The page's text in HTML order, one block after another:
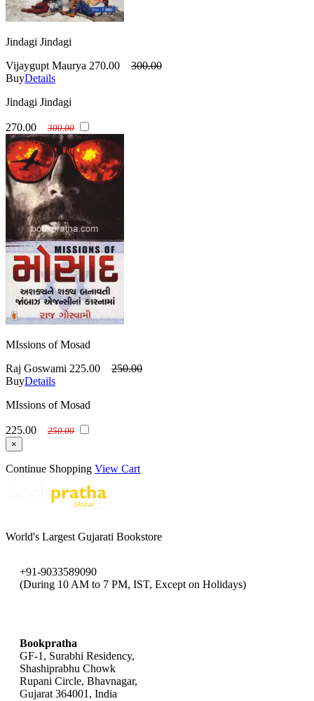
Jindagi Jindagi
Vijaygupt Maurya 270.00
300.00
BuyDetails
Jindagi Jindagi
270.00 300.00
MIssions of Mosad
Raj Goswami 225.00
250.00
BuyDetails
MIssions of Mosad
225.00
250.00
×
Continue Shopping View Cart
World's Largest Gujarati Bookstore
+91-9033589090
(During 10 AM to 7 PM, IST, Except on Holidays)
Bookpratha
GF-1, Surabhi Residency,
Shashiprabhu Chowk
Rupani Circle, Bhavnagar,
Gujarat 364001, India